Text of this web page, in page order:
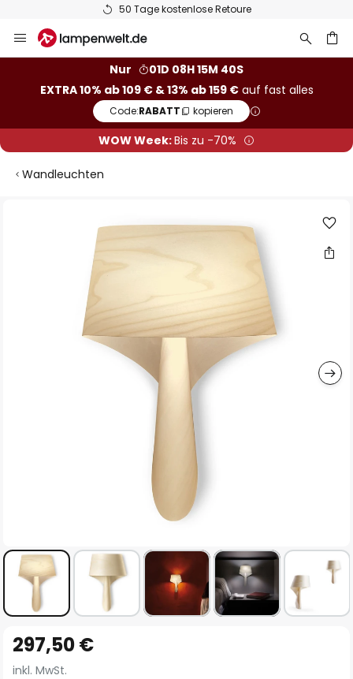
50 Tage kostenlose Retoure
Inhalt
Nur
01D 08H 15M 39S
EXTRA 10% ab 109 € & 13% ab 159 €auf fast alles
Code:RABATT kopieren
WOW Week:Bis zu -70%
Wandleuchten
Anfang
der
297,50 €
inkl. MwSt.